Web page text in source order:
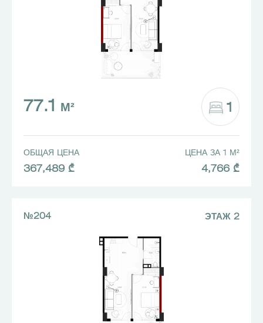
77.1 М² 1
ОБЩАЯ ЦЕНА
367,489 ₾
ЦЕНА ЗА 1 М²
4,766 ₾
№204 ЭТАЖ 2